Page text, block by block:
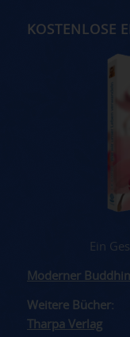
KOSTENLOSE
Ein
Moderner
Weitere Bücher:
Tharpa Verlag